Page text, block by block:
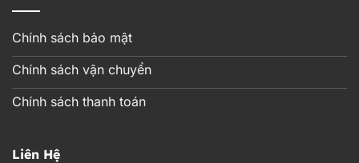
Chính sách bảo mật
Chính sách vận chuyển
Chính sách thanh toán
Liên Hệ